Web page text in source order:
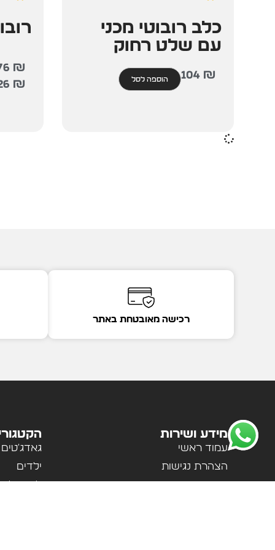
כלב רובוטי מכני
עם שלט רחוק
104 ₪ הוספה לסל
₪
₪
רכישה מאובטחת באתר
מידע ושירות
עמוד ראשי
הצהרת נגישות
מדיניות פרטיות
גאדג'טים
ילדים
לבית